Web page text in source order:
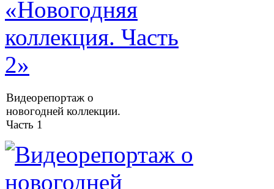
Видеорепортаж о
новогодней коллекции.
Часть 1